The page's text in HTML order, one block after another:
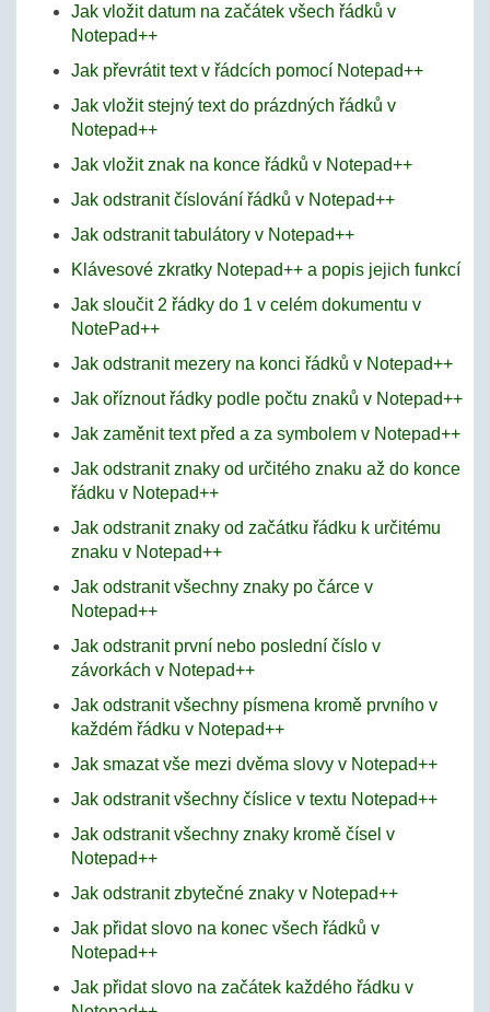
Jak vložit datum na začátek všech řádků v
Notepad++
Jak převrátit text v řádcích pomocí Notepad++
Jak vložit stejný text do prázdných řádků v
Notepad++
Jak vložit znak na konce řádků v Notepad++
Jak odstranit číslování řádků v Notepad++
Jak odstranit tabulátory v Notepad++
Klávesové zkratky Notepad++ a popis jejich funkcí
Jak sloučit 2 řádky do 1 v celém dokumentu v
NotePad++
Jak odstranit mezery na konci řádků v Notepad++
Jak oříznout řádky podle počtu znaků v Notepad++
Jak zaměnit text před a za symbolem v Notepad++
Jak odstranit znaky od určitého znaku až do konce
řádku v Notepad++
Jak odstranit znaky od začátku řádku k určitému
znaku v Notepad++
Jak odstranit všechny znaky po čárce v
Notepad++
Jak odstranit první nebo poslední číslo v
závorkách v Notepad++
Jak odstranit všechny písmena kromě prvního v
každém řádku v Notepad++
Jak smazat vše mezi dvěma slovy v Notepad++
Jak odstranit všechny číslice v textu Notepad++
Jak odstranit všechny znaky kromě čísel v
Notepad++
Jak odstranit zbytečné znaky v Notepad++
Jak přidat slovo na konec všech řádků v
Notepad++
Jak přidat slovo na začátek každého řádku v